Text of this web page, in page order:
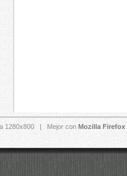
1280x800 | Mejor con Mozilla Firefox